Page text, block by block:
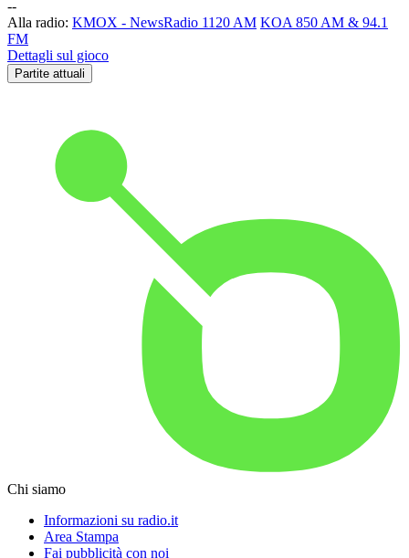
--
Alla radio: KMOX - NewsRadio 1120 AM KOA 850 AM & 94.1
FM
Dettagli sul gioco
Partite attuali
Chi siamo
Informazioni su radio.it
Area Stampa
Fai pubblicità con noi